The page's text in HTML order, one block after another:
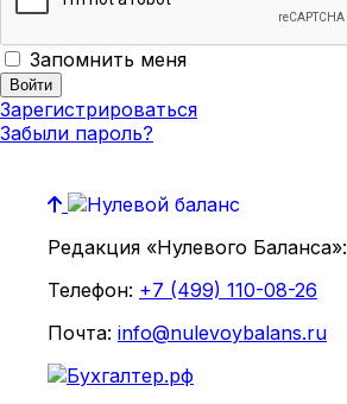
Запомнить меня
Зарегистрироваться
Забыли пароль?
Редакция «Нулевого Баланса»:
Телефон: +7 (499) 110-08-26
Почта: info@nulevoybalans.ru